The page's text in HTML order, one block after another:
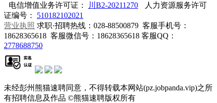
电信增值业务许可证：
川B2-20211270
人力资源服务许可
证编号： 510182102021
营业执照 求职·招聘热线： 028-88500879 客服手机号：
18628365618 客服微信号： 18628365618 客服QQ：
2778688750
未经彭州熊猫速聘同意，不得转载本网站(pz.jobpanda.vip)之所
有招聘信息及作品 ©熊猫速聘版权所有